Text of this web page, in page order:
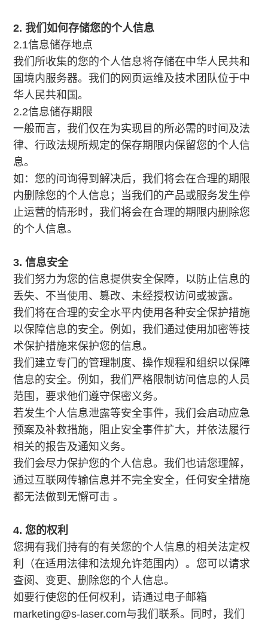
2. 我们如何存储您的个人信息
2.1信息储存地点
我们所收集的您的个人信息将存储在中华人民共和
国境内服务器。我们的网页运维及技术团队位于中
华人民共和国。
2.2信息储存期限
一般而言，我们仅在为实现目的所必需的时间及法
律、行政法规所规定的保存期限内保留您的个人信
息。
如：您的问询得到解决后，我们将会在合理的期限
内删除您的个人信息；当我们的产品或服务发生停
止运营的情形时，我们将会在合理的期限内删除您
的个人信息。
3. 信息安全
我们努力为您的信息提供安全保障，以防止信息的
丢失、不当使用、篡改、未经授权访问或披露。
我们将在合理的安全水平内使用各种安全保护措施
以保障信息的安全。例如，我们通过使用加密等技
术保护措施来保护您的信息。
我们建立专门的管理制度、操作规程和组织以保障
信息的安全。例如，我们严格限制访问信息的人员
范围，要求他们遵守保密义务。
若发生个人信息泄露等安全事件，我们会启动应急
预案及补救措施，阻止安全事件扩大，并依法履行
相关的报告及通知义务。
我们会尽力保护您的个人信息。我们也请您理解，
通过互联网传输信息并不完全安全，任何安全措施
都无法做到无懈可击 。
4. 您的权利
您拥有我们持有的有关您的个人信息的相关法定权
利（在适用法律和法规允许范围内）。您可以请求
查阅、变更、删除您的个人信息。
如要行使您的任何权利，请通过电子邮箱
marketing@s-laser.com与我们联系。同时，我们